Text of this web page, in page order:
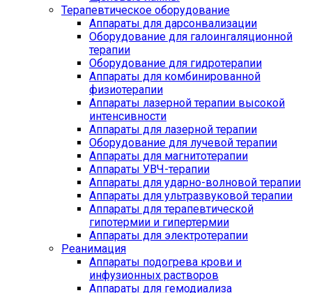
Терапевтическое оборудование
Аппараты для дарсонвализации
Оборудование для галоингаляционной
терапии
Оборудование для гидротерапии
Аппараты для комбинированной
физиотерапии
Аппараты лазерной терапии высокой
интенсивности
Аппараты для лазерной терапии
Оборудование для лучевой терапии
Аппараты для магнитотерапии
Аппараты УВЧ-терапии
Аппараты для ударно-волновой терапии
Аппараты для ультразвуковой терапии
Аппараты для терапевтической
гипотермии и гипертермии
Аппараты для электротерапии
Реанимация
Аппараты подогрева крови и
инфузионных растворов
Аппараты для гемодиализа